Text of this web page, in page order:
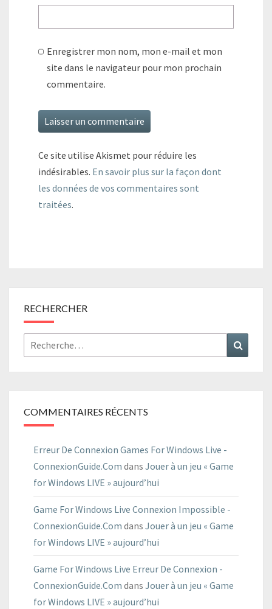
Enregistrer mon nom, mon e-mail et mon
site dans le navigateur pour mon prochain
commentaire.
Ce site utilise Akismet pour réduire les
indésirables. En savoir plus sur la façon dont
les données de vos commentaires sont
traitées.
RECHERCHER
Rechercher :
COMMENTAIRES RÉCENTS
Erreur De Connexion Games For Windows Live -
ConnexionGuide.Com dans Jouer à un jeu « Game
for Windows LIVE » aujourd’hui
Game For Windows Live Connexion Impossible -
ConnexionGuide.Com dans Jouer à un jeu « Game
for Windows LIVE » aujourd’hui
Game For Windows Live Erreur De Connexion -
ConnexionGuide.Com dans Jouer à un jeu « Game
for Windows LIVE » aujourd’hui